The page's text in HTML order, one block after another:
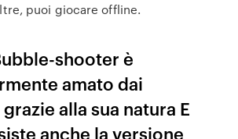
puoi giocare offline.
shooter è
amato dai
alla sua natura E
anche la versione